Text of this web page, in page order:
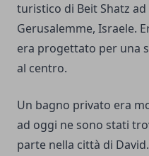
turistico di Beit Shatz
Gerusalemme, Israele.
era progettato per una
al centro.
Un bagno privato era
ad oggi ne sono stati
parte nella città di